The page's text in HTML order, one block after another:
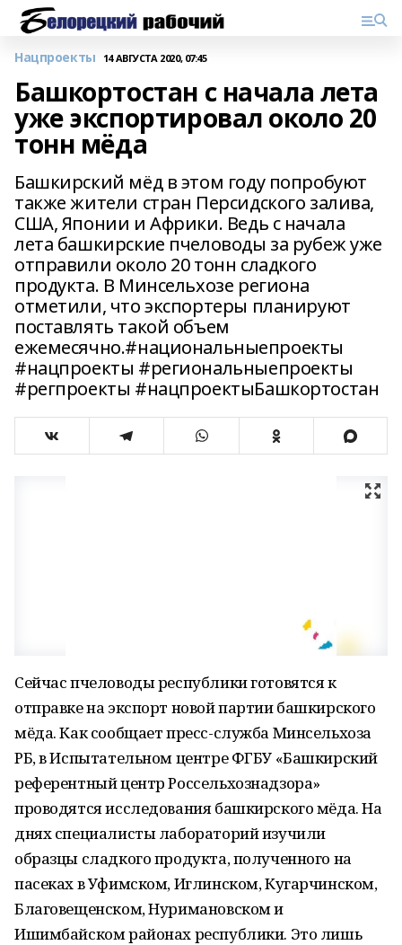
Нацпроекты 14 АВГУСТА 2020, 07:45
Башкортостан с начала лета
уже экспортировал около 20
тонн мёда
Башкирский мёд в этом году попробуют
также жители стран Персидского залива,
США, Японии и Африки. Ведь с начала
лета башкирские пчеловоды за рубеж уже
отправили около 20 тонн сладкого
продукта. В Минсельхозе региона
отметили, что экспортеры планируют
поставлять такой объем
ежемесячно.#национальныепроекты
#нацпроекты #региональныепроекты
#регпроекты #нацпроектыБашкортостан
Сейчас пчеловоды республики готовятся к
отправке на экспорт новой партии башкирского
мёда. Как сообщает пресс-служба Минсельхоза
РБ, в Испытательном центре ФГБУ «Башкирский
референтный центр Россельхознадзора»
проводятся исследования башкирского мёда. На
днях специалисты лабораторий изучили
образцы сладкого продукта, полученного на
пасеках в Уфимском, Иглинском, Кугарчинском,
Благовещенском, Нуримановском и
Ишимбайском районах республики. Это лишь